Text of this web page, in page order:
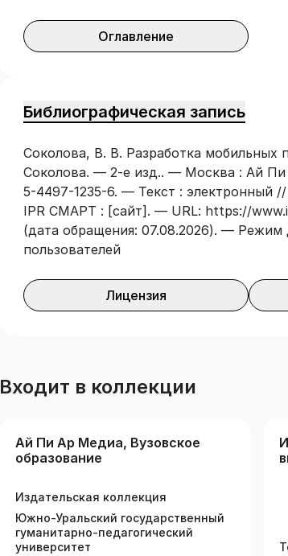
мобильные устройства с
Приведены основы разработки
укрупненной группы направлений
приложений».
Оглавление
Библиографическая запись
Соколова, В. В. Разработка мобильных
Соколова. — 2-е изд.. — Москва : Ай
5-4497-1235-6. — Текст : электронный
IPR СМАРТ : [сайт]. — URL: https://
(дата обращения: 07.08.2026). — Режим
пользователей
Лицензия
Входит в коллекции
Ай Пи Ар Медиа, Вузовское
образование
Издательская коллекция
Южно-Уральский государственный
гуманитарно-педагогический
университет